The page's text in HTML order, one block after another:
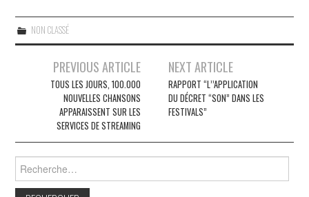
NON CLASSÉ
NavigationPREVIOUS ARTICLE
TOUS LES JOURS, 100.000
NOUVELLES CHANSONS
APPARAISSENT SUR LES
SERVICES DE STREAMING
NEXT ARTICLE
RAPPORT “L’’APPLICATION
DU DÉCRET “SON” DANS LES
FESTIVALS”